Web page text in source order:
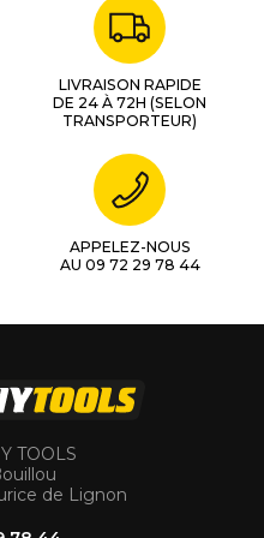
LIVRAISON RAPIDE
DE 24 À 72H (SELON
TRANSPORTEUR)
APPELEZ-NOUS
AU 09 72 29 78 44
TOOLS
de Lignon